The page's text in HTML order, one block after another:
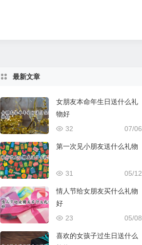
最新文章
女朋友本命年生日送什么礼
物好
07/06
32
第一次见小朋友送什么礼物
05/12
31
情人节给女朋友买什么礼物
好
05/08
23
喜欢的女孩子过生日送什么